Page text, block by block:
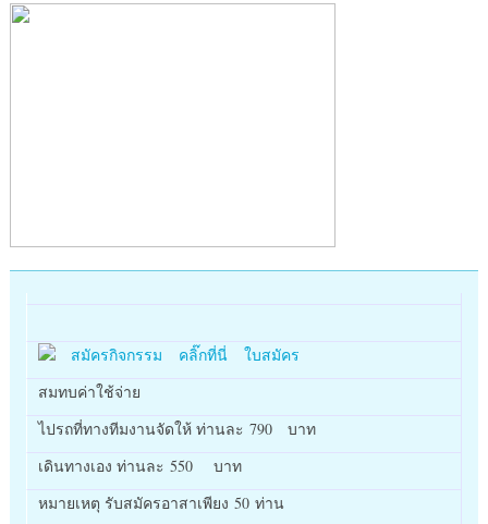
สมัครกิจกรรม คลิ๊กที่นี่ ใบสมัคร
สมทบค่าใช้จ่าย
ไปรถที่ทางทีมงานจัดให้ ท่านละ 790 บาท
เดินทางเอง ท่านละ 550 บาท
หมายเหตุ รับสมัครอาสาเพียง 50 ท่าน